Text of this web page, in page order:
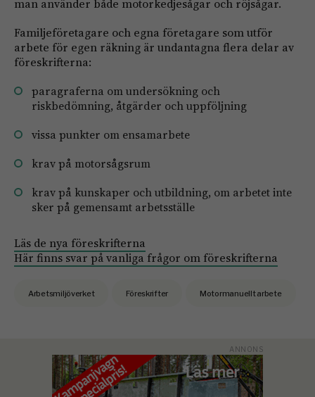
man använder både motorkedjesågar och röjsågar.
Familjeföretagare och egna företagare som utför
arbete för egen räkning är undantagna flera delar av
föreskrifterna:
paragraferna om undersökning och
riskbedömning, åtgärder och uppföljning
vissa punkter om ensamarbete
krav på motorsågsrum
krav på kunskaper och utbildning, om arbetet inte
sker på gemensamt arbetsställe
Läs de nya föreskrifterna
Här finns svar på vanliga frågor om föreskrifterna
Arbetsmiljöverket Föreskrifter Motormanuellt arbete